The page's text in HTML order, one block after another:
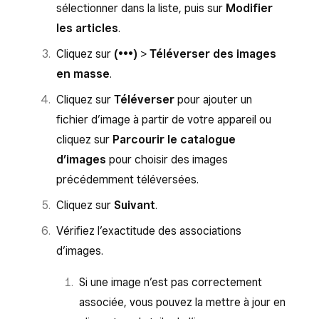
Pour supprimer une image, survolez-la, puis
sélectionner dans la liste, puis sur Modifier
les articles.
Cliquez sur (•••) > Téléverser des images
en masse.
Cliquez sur Téléverser pour ajouter un
fichier d’image à partir de votre appareil ou
cliquez sur Parcourir le catalogue
d’images pour choisir des images
précédemment téléversées.
Cliquez sur Suivant.
Vérifiez l’exactitude des associations
d’images.
Si une image n’est pas correctement
associée, vous pouvez la mettre à jour en